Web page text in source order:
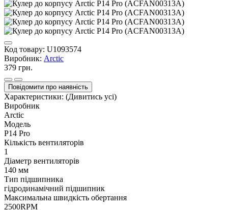
Код товару: U1093574
Виробник: Arctic
379 грн.
Повідомити про наявність
Характеристики: (Дивитись усі)
Виробник
Arctic
Модель
P14 Pro
Кількість вентиляторів
1
Діаметр вентиляторів
140 мм
Тип підшипника
гідродинамічний підшипник
Максимальна швидкість обертання
2500RPM